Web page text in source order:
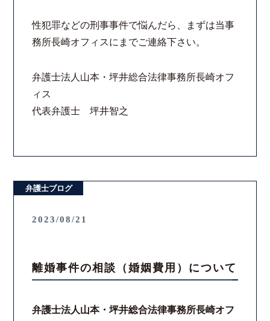
コロナと労働問題
お問い合わせフォーム
お電話はこちらから
性犯罪などの刑事事件で悩んだら、まずは当事
務所長崎オフィスにまでご連絡下さい。
弁護士法人山本・坪井総合法律事務所長崎オフ
ィス
代表弁護士 坪井智之
弁護士ブログ
2023/08/21
離婚事件の相談（婚姻費用）について
弁護士法人山本・坪井総合法律事務所長崎オフ